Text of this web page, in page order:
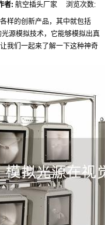
者: 航空插头厂家 浏览次数:
样的创新产品，其中就包括
源模拟技术，它能够模拟出真
我们一起来了解一下这种神奇